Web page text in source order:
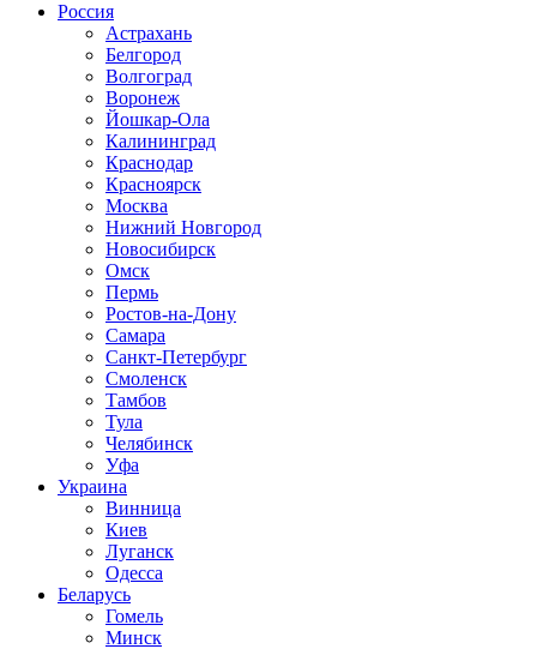
Россия
Астрахань
Белгород
Волгоград
Воронеж
Йошкар-Ола
Калининград
Краснодар
Красноярск
Москва
Нижний Новгород
Новосибирск
Омск
Пермь
Ростов-на-Дону
Самара
Санкт-Петербург
Смоленск
Тамбов
Тула
Челябинск
Уфа
Украина
Винница
Киев
Луганск
Одесса
Беларусь
Гомель
Минск